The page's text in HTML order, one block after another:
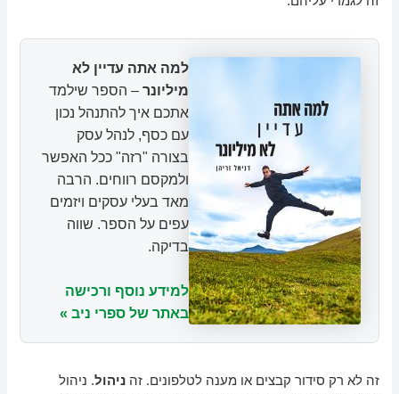
למה אתה עדיין לא
מיליונר – הספר שילמד
אתכם איך להתנהל נכון
עם כסף, לנהל עסק
בצורה "רזה" ככל האפשר
ולמקסם רווחים. הרבה
מאד בעלי עסקים ויזמים
עפים על הספר. שווה
בדיקה.
למידע נוסף ורכישה
באתר של ספרי ניב »
זה לא רק סידור קבצים או מענה לטלפונים. זהניהול. ניהול